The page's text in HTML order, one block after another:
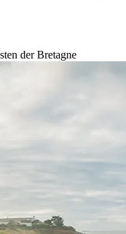
der Bretagne